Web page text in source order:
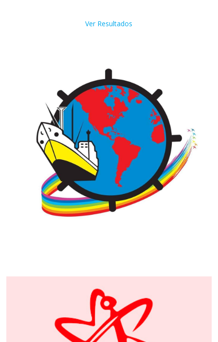
Ver Resultados